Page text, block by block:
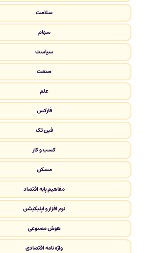
سلامت
سهام
سیاست
صنعت
علم
فارکس
فین تک
کسب و کار
مسکن
مفاهیم پایه اقتصاد
نرم افزار و اپلیکیشن
هوش مصنوعی
واژه نامه اقتصادی